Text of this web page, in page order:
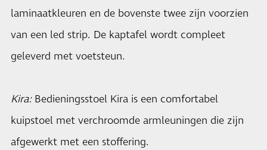
laminaatkleuren en de bovenste twee zijn voorzien
van een led strip. De kaptafel wordt compleet
geleverd met voetsteun.
Kira:Bedieningsstoel Kira is een comfortabel
kuipstoel met verchroomde armleuningen die zijn
afgewerkt met een stoffering.